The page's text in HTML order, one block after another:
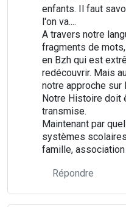
enfants. Il faut
l'on va....
A travers notre
fragments de
en Bzh qui est
redécouvrir. Mais
notre approche
Notre Histoire doit
transmise.
Maintenant par
systèmes
famille, association
Répondre